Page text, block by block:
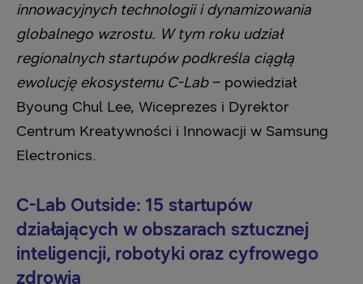
innowacyjnych technologii i dynamizowania
globalnego wzrostu. W tym roku udział
regionalnych startupów podkreśla ciągłą
ewolucję ekosystemu C-Lab– powiedział
Byoung Chul Lee, Wiceprezes i Dyrektor
Centrum Kreatywności i Innowacji w Samsung
Electronics.
C-Lab Outside: 15 startupów
działających w obszarach sztucznej
inteligencji, robotyki oraz cyfrowego
zdrowia